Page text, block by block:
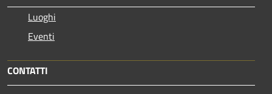
Luoghi
Eventi
CONTATTI